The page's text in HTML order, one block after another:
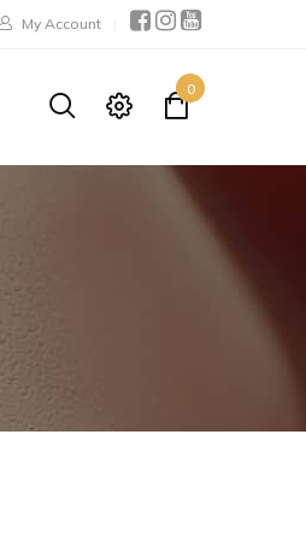
My Account
0